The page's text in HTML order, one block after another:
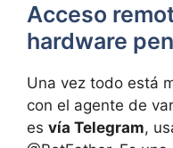
Acceso
hardware
Una vez todo está
con el agente de
es vía Telegram,